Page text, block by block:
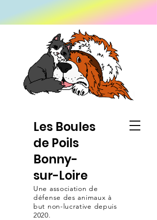
Une association de
défense des animaux à
but non-lucrative depuis
2020.
Les Boules
de Poils
Bonny-
sur-Loire